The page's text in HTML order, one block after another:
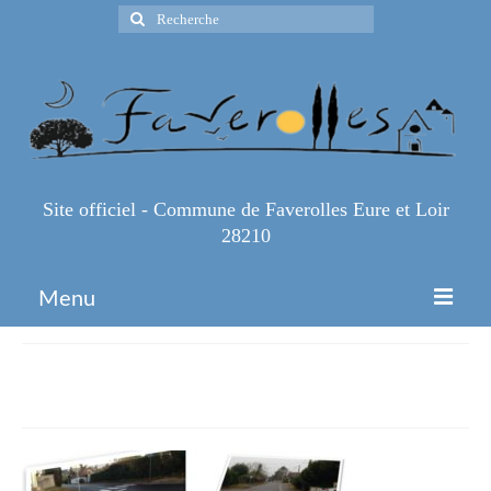
Rechercher
:
Site officiel - Commune de Faverolles Eure et Loir
28210
Menu
Infos Pratiques